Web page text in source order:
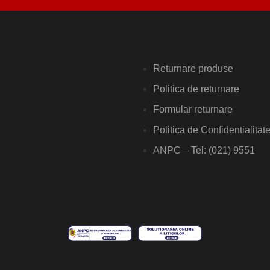
Returnare produse
Politica de returnare
Formular returnare
Politica de Confidentialitate
ANPC – Tel: (021) 9551